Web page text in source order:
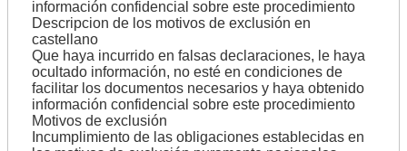
información confidencial sobre este procedimiento
Descripcion de los motivos de exclusión en
castellano
Que haya incurrido en falsas declaraciones, le haya
ocultado información, no esté en condiciones de
facilitar los documentos necesarios y haya obtenido
información confidencial sobre este procedimiento
Motivos de exclusión
Incumplimiento de las obligaciones establecidas en